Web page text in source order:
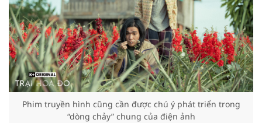
Phim truyền hình cũng cần được chú ý phát triển trong
“dòng chảy” chung của điện ảnh